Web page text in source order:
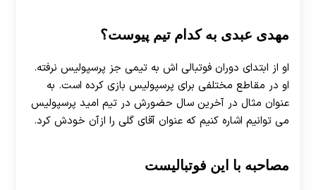
مهدی عبدی به کدام تیم پیوست؟
او از ابتدای دوران فوتبالی اش به تیمی جز پرسپولیس نرفته.
او در مقاطع مختلفی برای پرسپولیس بازی کرده است. به
عنوان مثال در آخرین سال حضورش در تیم امید پرسپولیس
می توانیم اشاره کنیم که عنوان آقای گلی را ازآن خودش کرد.
مصاحبه با این فوتبالیست